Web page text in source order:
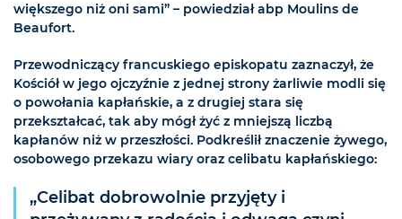
większego niż oni sami” – powiedział abp Moulins de
Beaufort.
Przewodniczący francuskiego episkopatu zaznaczył, że
Kościół w jego ojczyźnie z jednej strony żarliwie modli się
o powołania kapłańskie, a z drugiej stara się
przekształcać, tak aby mógł żyć z mniejszą liczbą
kapłanów niż w przeszłości. Podkreślił znaczenie żywego,
osobowego przekazu wiary oraz celibatu kapłańskiego:
„Celibat dobrowolnie przyjęty i